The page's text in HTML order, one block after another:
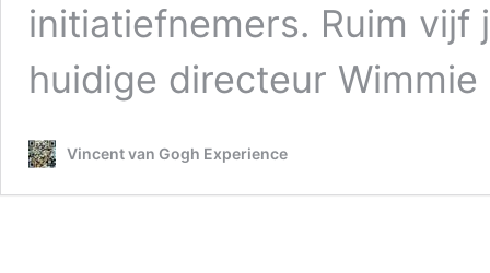
initiatiefnemers. Ruim
huidige directeur
Vincent van Gogh Experience